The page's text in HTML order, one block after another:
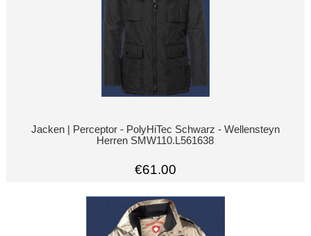
Jacken | Perceptor - PolyHiTec Schwarz - Wellensteyn
Herren SMW110.L561638
€61.00